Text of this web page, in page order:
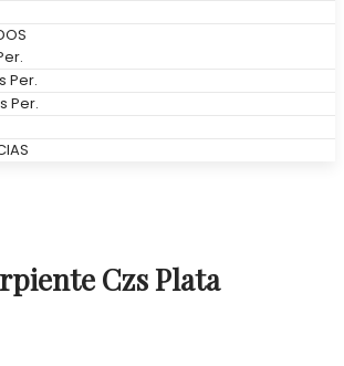
Per.
Per.
Czs Plata